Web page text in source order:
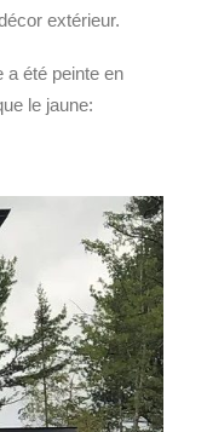
extérieur.
a été peinte en
le jaune: